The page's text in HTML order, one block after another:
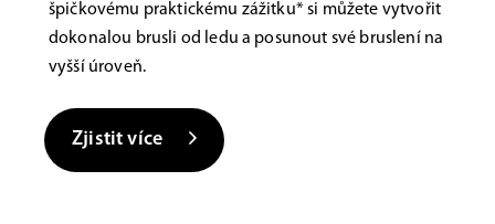
špičkovému praktickému zážitku* si můžete vytvořit
dokonalou brusli od ledu a posunout své bruslení na
vyšší úroveň.
Zjistit více